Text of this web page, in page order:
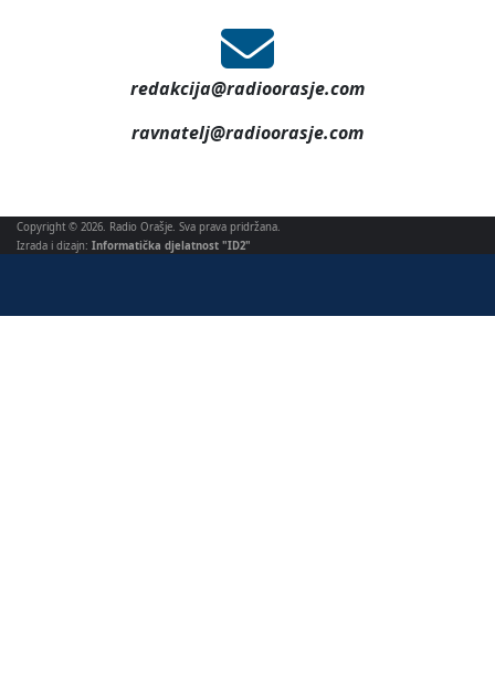
redakcija@radioorasje.com
ravnatelj@radioorasje.com
Copyright © 2026. Radio Orašje. Sva prava pridržana.
Izrada i dizajn: Informatička djelatnost "ID2"